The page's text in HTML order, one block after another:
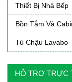
Thiết Bị Nhà Bếp
Bồn Tắm Và
Tủ Chậu Lavabo
HỖ TRỢ TRỰC